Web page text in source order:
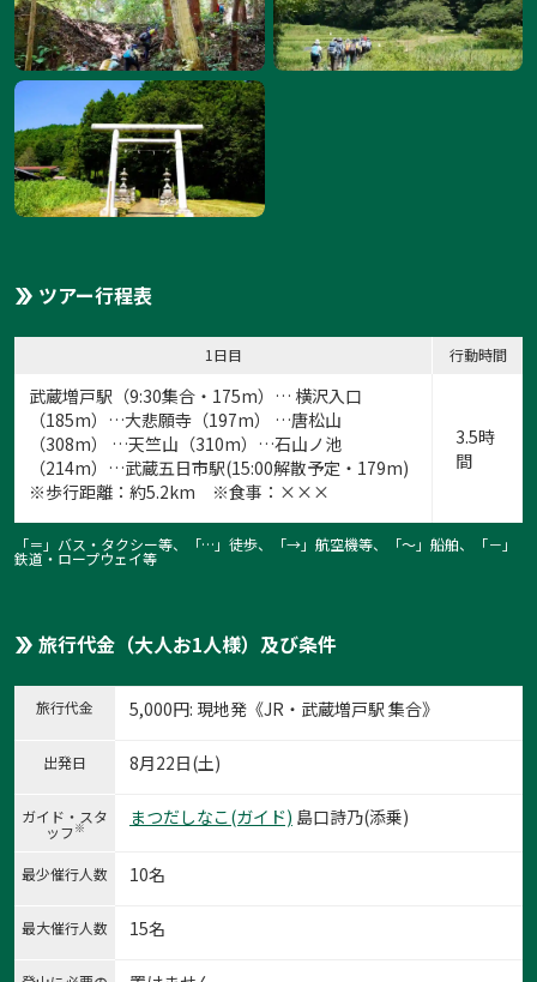
ツアー行程表
1日目 行動時間
武蔵増戸駅（9:30集合・175m）… 横沢入口
（185m）…大悲願寺（197m） …唐松山
（308m） …天竺山（310m）…石山ノ池
（214m）…武蔵五日市駅(15:00解散予定・179m)
※歩行距離：約5.2km ※食事：×××
3.5時
間
「＝」バス・タクシー等、「…」徒歩、「→」航空機等、「〜」船舶、「－」
鉄道・ロープウェイ等
旅行代金（大人お1人様）及び条件
旅行代金 5,000円: 現地発《JR・武蔵増戸駅 集合》
出発日 8月22日(土)
ガイド・スタ
ッフ※ まつだしなこ(ガイド) 島口詩乃(添乗)
最少催行人数 10名
最大催行人数 15名